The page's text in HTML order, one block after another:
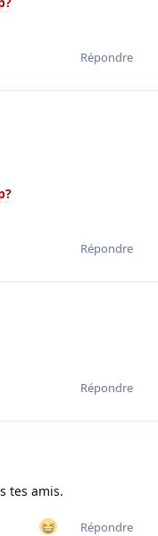
Répondre
Répondre
Répondre
tes amis.
Répondre